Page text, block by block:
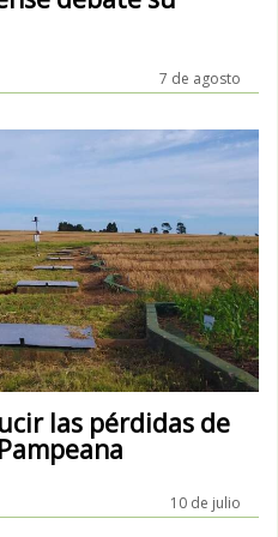
7 de agosto
las pérdidas de
10 de julio